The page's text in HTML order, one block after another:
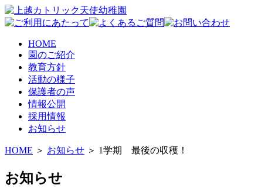
HOME
園のご紹介
教育方針
活動の様子
保護者の声
情報公開
採用情報
お知らせ
HOME ＞ お知らせ ＞ 1学期 最後の収穫！
お知らせ